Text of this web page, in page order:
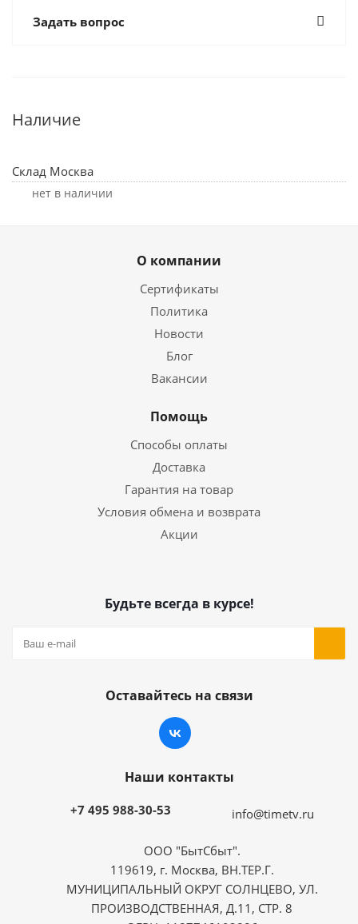
Задать вопрос
Наличие
Склад Москва
Нет в наличии
О компании
Сертификаты
Политика
Новости
Блог
Вакансии
Помощь
Способы оплаты
Доставка
Гарантия на товар
Условия обмена и возврата
Акции
Будьте всегда в курсе!
Оставайтесь на связи
Наши контакты
+7 495 988-30-53 info@timetv.ru
ООО "БытСбыт".
119619, г. Москва, ВН.ТЕР.Г.
МУНИЦИПАЛЬНЫЙ ОКРУГ СОЛНЦЕВО, УЛ.
ПРОИЗВОДСТВЕННАЯ, Д.11, СТР. 8